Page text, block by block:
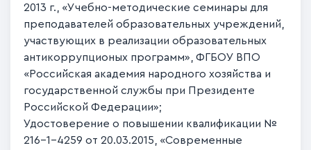
2013 г., «Учебно-методические семинары для
преподавателей образовательных учреждений,
участвующих в реализации образовательных
антикоррупционых программ», ФГБОУ ВПО
«Российская академия народного хозяйства и
государственной службы при Президенте
Российской Федерации»;
Удостоверение о повышении квалификации №
216-1-4259 от 20.03.2015, «Современные